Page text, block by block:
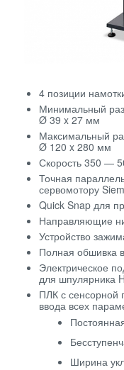
4 позиции
Минимальный
Ø 39 x 27 мм
Максимальный
Ø 120 x 280 мм
Скорость 350 —
Точная
сервомотору
Quick Snap для
Направляющие
Устройство
Полная обшивка
Электрическое
для шпулярника
ПЛК с сенсорной
ввода всех
Ширина